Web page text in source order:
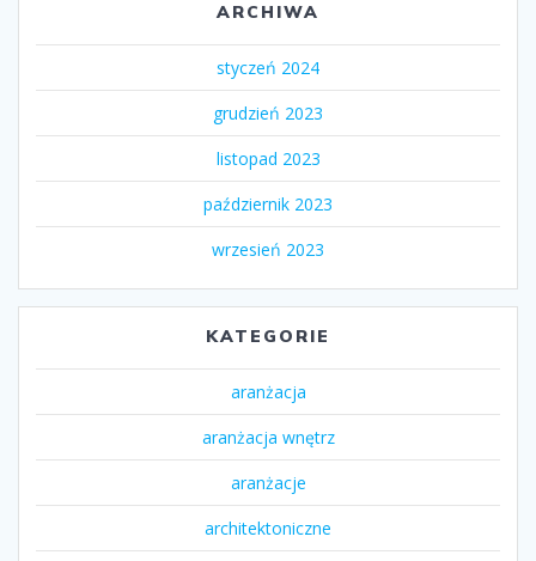
ARCHIWA
styczeń 2024
grudzień 2023
listopad 2023
październik 2023
wrzesień 2023
KATEGORIE
aranżacja
aranżacja wnętrz
aranżacje
architektoniczne